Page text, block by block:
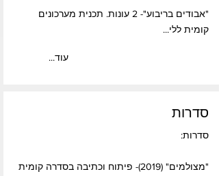
"אבודים בריבוע"- 2 עונות. תכנית מערכונים
קומית ללי...
...עוד
סדרות
סדרות:
"מצולמים" (2019)- פיתוח וכתיבה בסדרה קומית